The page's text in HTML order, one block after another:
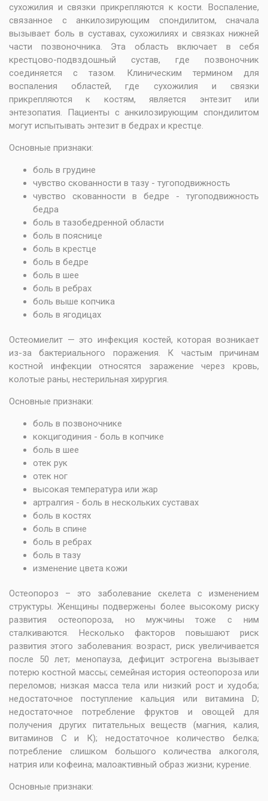
сухожилия и связки прикрепляются к кости. Воспаление,
связанное с анкилозирующим спондилитом, сначала
вызывает боль в суставах, сухожилиях и связках нижней
части позвоночника. Эта область включает в себя
крестцово-подвздошный сустав, где позвоночник
соединяется с тазом. Клиническим термином для
воспаления областей, где сухожилия и связки
прикрепляются к костям, является энтезит или
энтезопатия. Пациенты с анкилозирующим спондилитом
могут испытывать энтезит в бедрах и крестце.
Основные признаки:
боль в грудине
чувство скованности в тазу - тугоподвижность
чувство скованности в бедре - тугоподвижность
бедра
боль в тазобедренной области
боль в пояснице
боль в крестце
боль в бедре
боль в шее
боль в ребрах
боль выше копчика
боль в ягодицах
Остеомиелит — это инфекция костей, которая возникает
из-за бактериального поражения. К частым причинам
костной инфекции относятся заражение через кровь,
колотые раны, нестерильная хирургия.
Основные признаки:
боль в позвоночнике
кокцигодиния - боль в копчике
боль в шее
отек рук
отек ног
высокая температура или жар
артралгия - боль в нескольких суставах
боль в костях
боль в спине
боль в ребрах
боль в тазу
изменение цвета кожи
Остеопороз – это заболевание скелета с изменением
структуры. Женщины подвержены более высокому риску
развития остеопороза, но мужчины тоже с ним
сталкиваются. Несколько факторов повышают риск
развития этого заболевания: возраст, риск увеличивается
после 50 лет; менопауза, дефицит эстрогена вызывает
потерю костной массы; семейная история остеопороза или
переломов; низкая масса тела или низкий рост и худоба;
недостаточное поступление кальция или витамина D;
недостаточное потребление фруктов и овощей для
получения других питательных веществ (магния, калия,
витаминов С и К); недостаточное количество белка;
потребление слишком большого количества алкоголя,
натрия или кофеина; малоактивный образ жизни; курение.
Основные признаки: